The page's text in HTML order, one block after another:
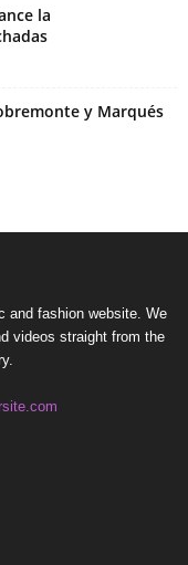
la
y Marqués
and fashion website. We
videos straight from the